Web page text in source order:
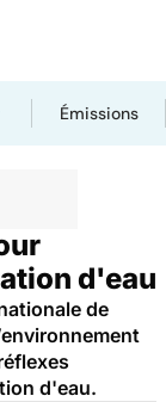
Émissions
d'eau
de
d'eau.